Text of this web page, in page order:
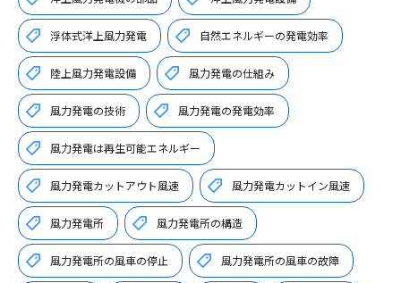
浮体式洋上風力発電 自然エネルギーの発電効率
陸上風力発電設備 風力発電の仕組み
風力発電の技術 風力発電の発電効率
風力発電は再生可能エネルギー
風力発電カットアウト風速 風力発電カットイン風速
風力発電所 風力発電所の構造
風力発電所の風車の停止 風力発電所の風車の故障